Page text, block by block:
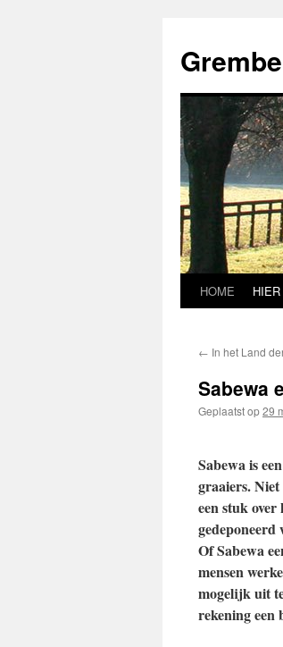
de
inhoud
HOME HIER
← In het Land
Sabewa
Geplaatst op29
Sabewa is
graaiers.
een stuk
gedeponeerd
Of Sabewa
mensen
mogelijk uit
rekening een